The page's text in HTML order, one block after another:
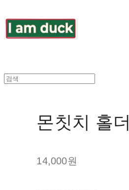
몬칫치 홀더
14,000원